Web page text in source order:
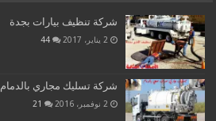
شركة تنظيف بيارات بجدة
2 يناير، 2017 44
شركة تسليك مجاري بالدمام
2 نوفمبر، 2016 21